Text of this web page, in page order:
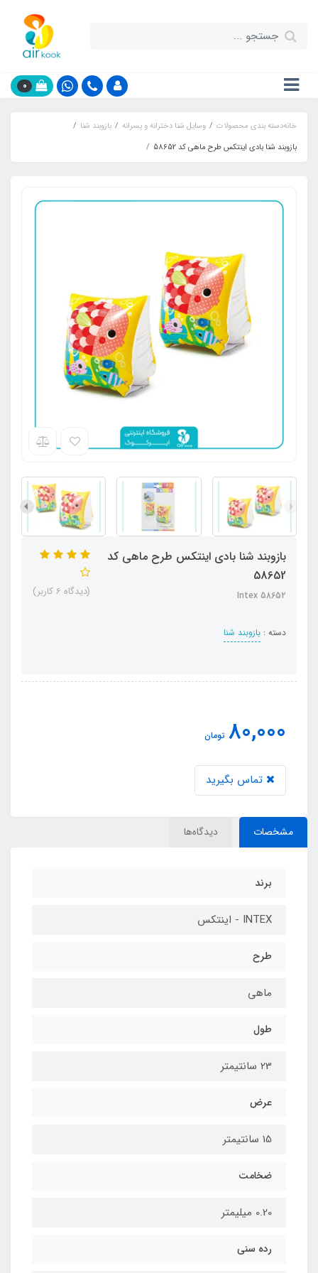
0
خانهدسته بندی محصولات وسایل شنا دخترانه و پسرانه
بازوبند شنا
بازوبند شنا بادی اینتکس طرح ماهی کد 58652
بازوبند شنا بادی اینتکس طرح ماهی کد
58652
Intex 58652
دسته : بازوبند شنا
(دیدگاه 6 کاربر)
80,000 تومان
تماس بگیرید
مشخصات دیدگاه‌ها
برند
INTEX - اینتکس
طرح
ماهی
طول
23 سانتیمتر
عرض
15 سانتیمتر
ضخامت
0.20 میلیمتر
رده سنی